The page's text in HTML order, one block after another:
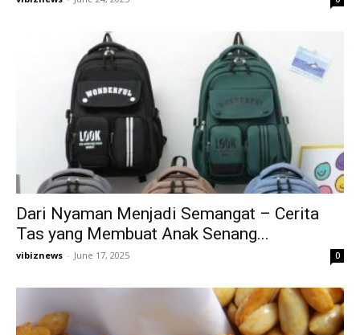
Dari Nyaman Menjadi Semangat – Cerita
Tas yang Membuat Anak Senang...
vibiznews - June 17, 2025 0